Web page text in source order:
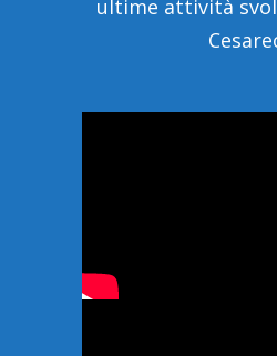
ultime attività